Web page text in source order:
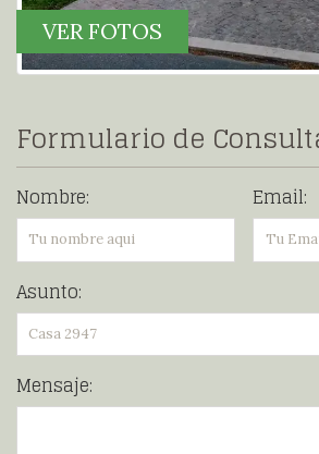
VER FOTOS
Formulario de
Nombre: Email:
Asunto:
Mensaje: